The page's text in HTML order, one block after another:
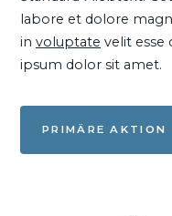
labore et dolore
in voluptate velit esse
ipsum dolor sit amet.
PRIMÄRE AKTION